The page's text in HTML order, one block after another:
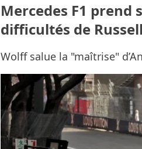
Mercedes F1 prend
difficultés de Russell
Wolff salue la "maîtrise"